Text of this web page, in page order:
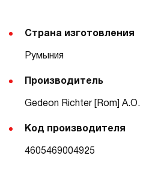
Страна изготовления
Румыния
Производитель
Gedeon Richter [Rom] A.O.
Код производителя
4605469004925